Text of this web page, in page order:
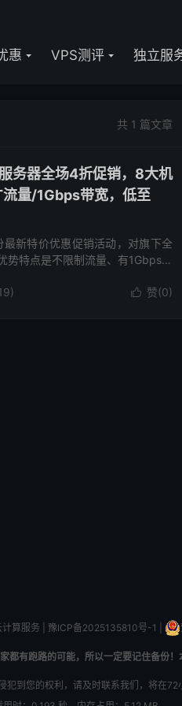
惠 VPS测评 独立服
共 1 篇文章
务器全场4折促销，8大机
量/1Gbps带宽，低至
新特价优惠促销活动，对旗下全
势特点是不限制流量、有1Gbps带
 赞(0)
算服务 | 豫ICP备2025135810号-1
都有跑路的可能，所以一定要记住备份
到您的权利，请及时联系我们，将在72